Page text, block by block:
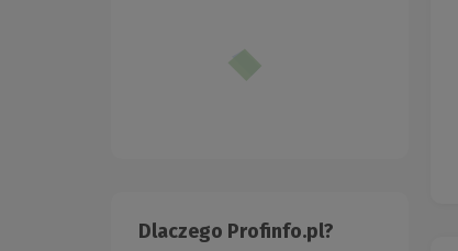
Dlaczego Profinfo.pl?